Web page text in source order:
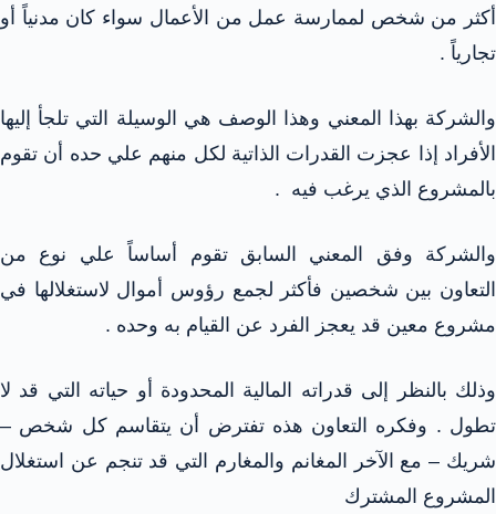
أكثر من شخص لممارسة عمل من الأعمال سواء كان مدنياً أو
تجارياً .
والشركة بهذا المعني وهذا الوصف هي الوسيلة التي تلجأ إليها
الأفراد إذا عجزت القدرات الذاتية لكل منهم علي حده أن تقوم
بالمشروع الذي يرغب فيه .
والشركة وفق المعني السابق تقوم أساساً علي نوع من
التعاون بين شخصين فأكثر لجمع رؤوس أموال لاستغلالها في
مشروع معين قد يعجز الفرد عن القيام به وحده .
وذلك بالنظر إلى قدراته المالية المحدودة أو حياته التي قد لا
تطول . وفكره التعاون هذه تفترض أن يتقاسم كل شخص –
شريك – مع الآخر المغانم والمغارم التي قد تنجم عن استغلال
المشروع المشترك